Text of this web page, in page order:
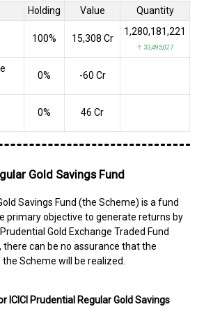
Holding Value
Quantity
100% ₹15,308 Cr
1,280,181,221
↑ 33,495,027
0% -₹60 Cr
0% ₹46 Cr
Gold Savings Fund
Savings Fund (the Scheme) is a fund
primary objective to generate returns by
Gold Exchange Traded Fund
there can be no assurance that the
Scheme will be realized.
ICICI Prudential Regular Gold Savings